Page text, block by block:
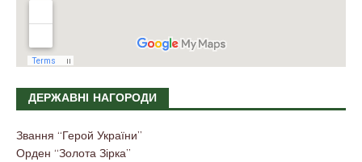
ДЕРЖАВНІ НАГОРОДИ
Звання “Герой України”
Орден “Золота Зірка”